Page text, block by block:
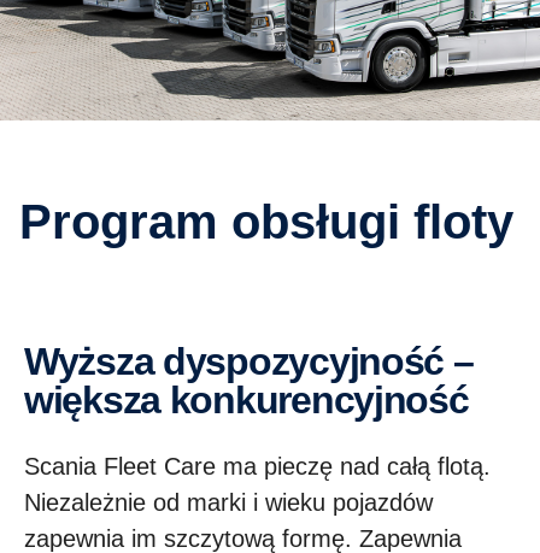
Program obsługi floty
Wyższa dyspozycyjność –
większa konkurencyjność
Scania Fleet Care ma pieczę nad całą flotą.
Niezależnie od marki i wieku pojazdów
zapewnia im szczytową formę. Zapewnia